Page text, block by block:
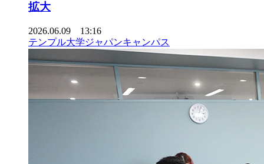
拡大
2026.06.09 13:16
テンプル大学ジャパンキャンパス